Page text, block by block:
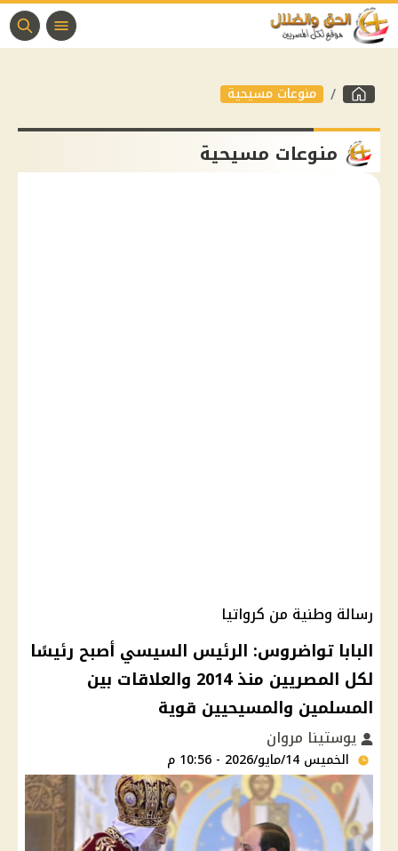
منوعات مسيحية
منوعات مسيحية
رسالة وطنية من كرواتيا
البابا تواضروس: الرئيس السيسي أصبح رئيسًا
لكل المصريين منذ 2014 والعلاقات بين
المسلمين والمسيحيين قوية
يوستينا مروان
الخميس 14/مايو/2026 - 10:56 م